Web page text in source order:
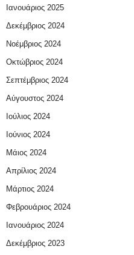
Ιανουάριος 2025
Δεκέμβριος 2024
Νοέμβριος 2024
Οκτώβριος 2024
Σεπτέμβριος 2024
Αύγουστος 2024
Ιούλιος 2024
Ιούνιος 2024
Μάιος 2024
Απρίλιος 2024
Μάρτιος 2024
Φεβρουάριος 2024
Ιανουάριος 2024
Δεκέμβριος 2023